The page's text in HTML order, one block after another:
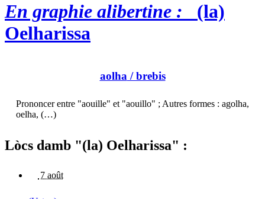
En graphie alibertine : (la)
Oelharissa
aolha/ brebis
Prononcer entre "aouille" et "aouillo" ; Autres formes : agolha,
oelha, (…)
Lòcs damb "(la) Oelharissa" :
7 août